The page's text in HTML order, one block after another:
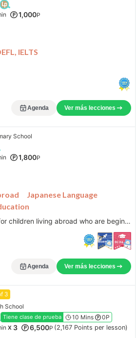
IELTS
1,000P
Agenda Ver más lecciones
Japanese Language
This lesson is designed for children living abroad who are beginning to develop an interest in the Japanese language, but have few opportunities to actually use it and are struggling to grow their language skills. Children living in Japan are also welcome
School
1,800P
Agenda Ver más lecciones
3
School
Tiene clase de prueba 10 Mins 0P
X 3 6,500P (2,167 Points per lesson)